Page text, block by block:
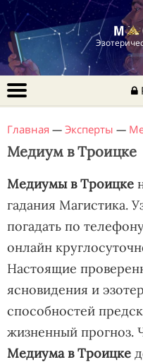
Главная — Эксперты —
Медиум в Троицке
Медиумы в Троицке
гадания Магистика.
погадать по
онлайн
Настоящие
ясновидения и
способностей
жизненный прогноз.
Медиума в Троицке